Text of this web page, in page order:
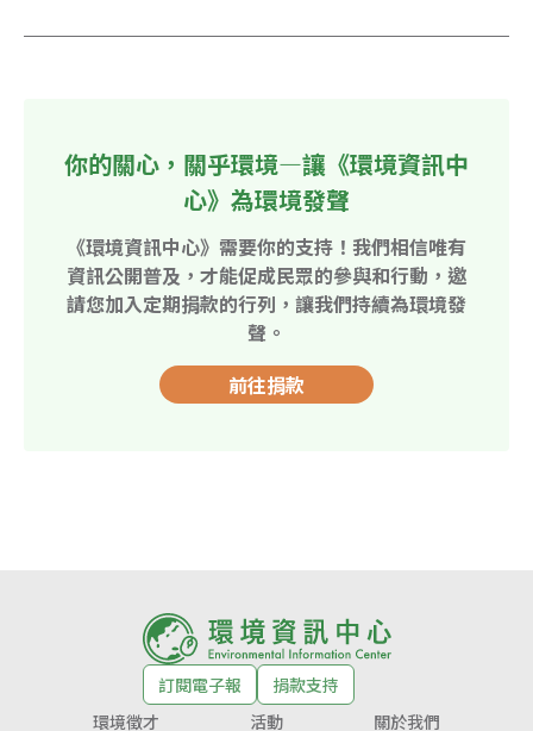
你的關心，關乎環境—讓《環境資訊中
心》為環境發聲
《環境資訊中心》需要你的支持！我們相信唯有
資訊公開普及，才能促成民眾的參與和行動，邀
請您加入定期捐款的行列，讓我們持續為環境發
聲。
前往捐款
訂閱電子報
捐款支持
環境徵才
活動 關於我們